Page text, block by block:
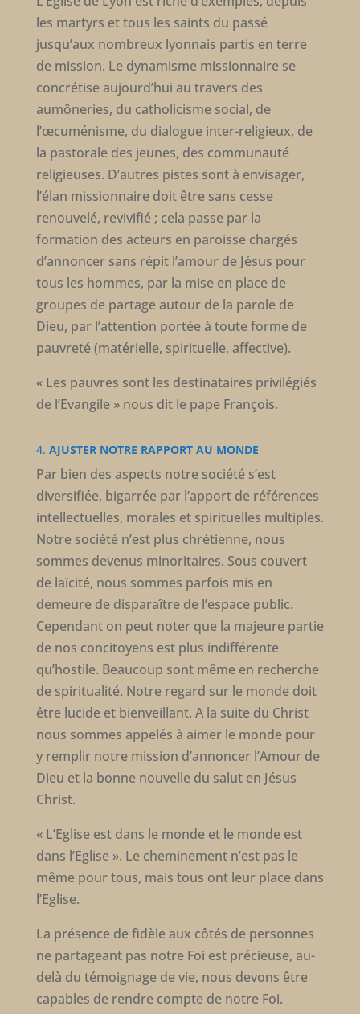
les martyrs et tous les saints du passé
jusqu’aux nombreux lyonnais partis en terre
de mission. Le dynamisme missionnaire se
concrétise aujourd’hui au travers des
aumôneries, du catholicisme social, de
l’œcuménisme, du dialogue inter-religieux, de
la pastorale des jeunes, des communauté
religieuses. D’autres pistes sont à envisager,
l’élan missionnaire doit être sans cesse
renouvelé, revivifié ; cela passe par la
formation des acteurs en paroisse chargés
d’annoncer sans répit l’amour de Jésus pour
tous les hommes, par la mise en place de
groupes de partage autour de la parole de
Dieu, par l’attention portée à toute forme de
pauvreté (matérielle, spirituelle, affective).
« Les pauvres sont les destinataires privilégiés
de l’Evangile » nous dit le pape François.
4. AJUSTER NOTRE RAPPORT AU MONDE
Par bien des aspects notre société s’est
diversifiée, bigarrée par l’apport de références
intellectuelles, morales et spirituelles multiples.
Notre société n’est plus chrétienne, nous
sommes devenus minoritaires. Sous couvert
de laïcité, nous sommes parfois mis en
demeure de disparaître de l’espace public.
Cependant on peut noter que la majeure partie
de nos concitoyens est plus indifférente
qu’hostile. Beaucoup sont même en recherche
de spiritualité. Notre regard sur le monde doit
être lucide et bienveillant. A la suite du Christ
nous sommes appelés à aimer le monde pour
y remplir notre mission d’annoncer l’Amour de
Dieu et la bonne nouvelle du salut en Jésus
Christ.
« L’Eglise est dans le monde et le monde est
dans l’Eglise ». Le cheminement n’est pas le
même pour tous, mais tous ont leur place dans
l’Eglise.
La présence de fidèle aux côtés de personnes
ne partageant pas notre Foi est précieuse, au-
delà du témoignage de vie, nous devons être
capables de rendre compte de notre Foi.